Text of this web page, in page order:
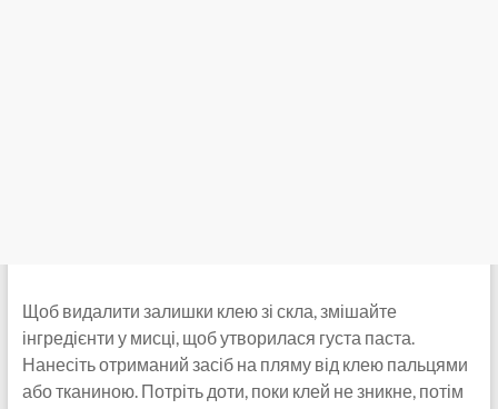
Щоб видалити залишки клею зі скла, змішайте
інгредієнти у мисці, щоб утворилася густа паста.
Нанесіть отриманий засіб на пляму від клею пальцями
або тканиною. Потріть доти, поки клей не зникне, потім